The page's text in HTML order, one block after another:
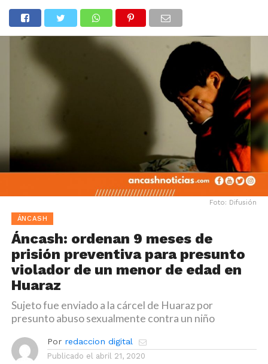
Foto: Difusión
ÁNCASH
Áncash: ordenan 9 meses de
prisión preventiva para presunto
violador de un menor de edad en
Huaraz
Sujeto fue enviado a la cárcel de Huaraz por
presunto abuso sexualmente contra un niño
Por redaccion digital
Publicado el abril 21, 2020